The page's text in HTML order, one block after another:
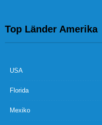
Top Länder Amerika
USA
Florida
Mexiko